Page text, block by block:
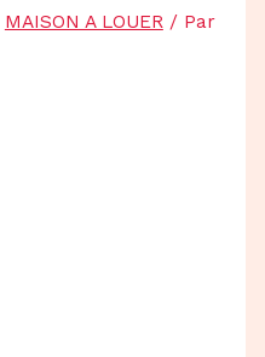
MAISON A LOUER/ Par